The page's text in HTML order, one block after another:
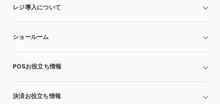
レジ導入について
ショールーム
POSお役立ち情報
決済お役立ち情報